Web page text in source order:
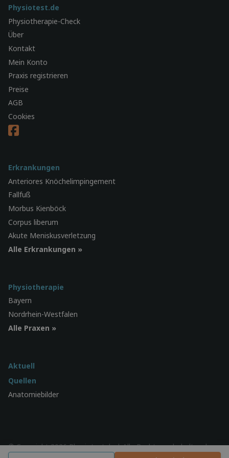
Physiotest.de
Physiotherapie-Check
Über
Kontakt
Mein Konto
Praxis registrieren
Preise
AGB
Cookies
Erkrankungen
Anteriores Knöchelimpingement
Fallfuß
Morbus Kienböck
Corpus liberum
Akute Meniskusverletzung
Alle Erkrankungen »
Physiotherapie
Bayern
Nordrhein-Westfalen
Alle Praxen »
Aktuell
Quellen
Anatomiebilder
© Copyright 2026 Physiotest.de | Alle Rechte vorbehalten |